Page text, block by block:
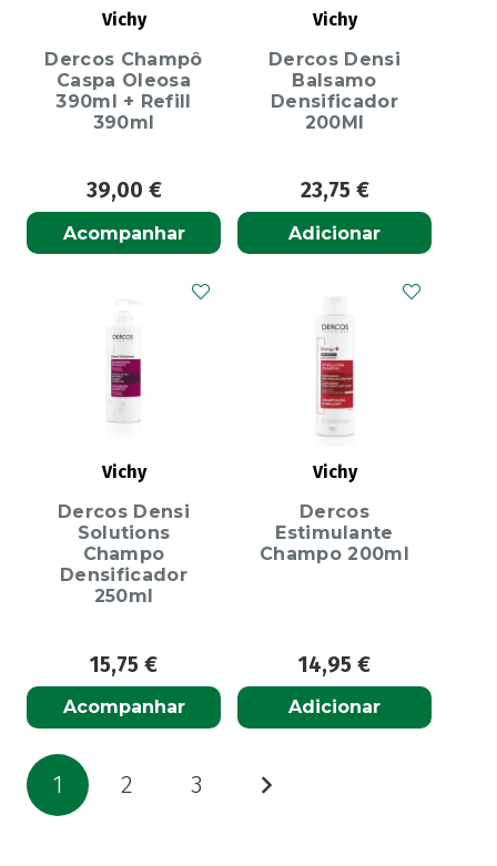
Vichy
Dercos Champô
Caspa Oleosa
390ml + Refill
390ml
39,00 €
Acompanhar
Vichy
Dercos Densi
Balsamo
Densificador
200Ml
23,75 €
Adicionar
Vichy
Dercos Densi
Solutions
Champo
Densificador
250ml
15,75 €
Acompanhar
Vichy
Dercos
Estimulante
Champo 200ml
14,95 €
Adicionar
Paginação
dos
1 2 3